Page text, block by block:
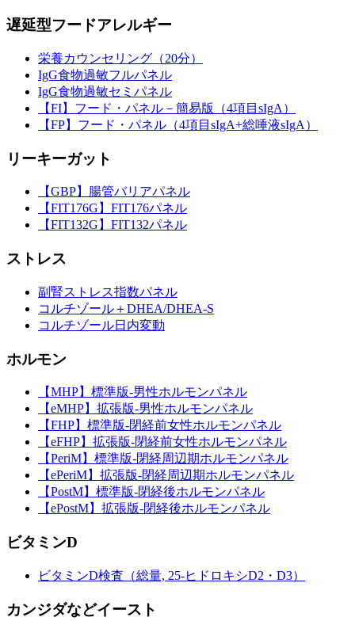
遅延型フードアレルギー
栄養カウンセリング（20分）
IgG食物過敏フルパネル
IgG食物過敏セミパネル
【FI】フード・パネル－簡易版（4項目sIgA）
【FP】フード・パネル（4項目sIgA+総唾液sIgA）
リーキーガット
【GBP】腸管バリアパネル
【FIT176G】FIT176パネル
【FIT132G】FIT132パネル
ストレス
副腎ストレス指数パネル
コルチゾール＋DHEA/DHEA-S
コルチゾール日内変動
ホルモン
【MHP】標準版-男性ホルモンパネル
【eMHP】拡張版-男性ホルモンパネル
【FHP】標準版-閉経前女性ホルモンパネル
【eFHP】拡張版-閉経前女性ホルモンパネル
【PeriM】標準版-閉経周辺期ホルモンパネル
【ePeriM】拡張版-閉経周辺期ホルモンパネル
【PostM】標準版-閉経後ホルモンパネル
【ePostM】拡張版-閉経後ホルモンパネル
ビタミンD
ビタミンD検査（総量, 25-ヒドロキシD2・D3）
カンジダなどイースト